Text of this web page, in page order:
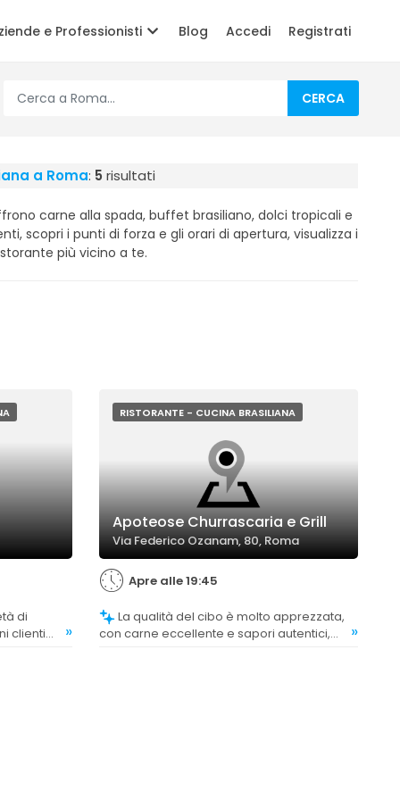
e Professionisti Blog Accedi Registrati
CERCA
a Roma: 5 risultati
carne alla spada, buffet brasiliano, dolci tropicali e
scopri i punti di forza e gli orari di apertura, visualizza i
più vicino a te.
clienti
»
RISTORANTE - CUCINA BRASILIANA
Apoteose Churrascaria e Grill
Via Federico Ozanam, 80, Roma
Apre alle 19:45
La qualità del cibo è molto apprezzata,
con carne eccellente e sapori autentici,
»